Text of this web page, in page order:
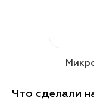
Что сделали